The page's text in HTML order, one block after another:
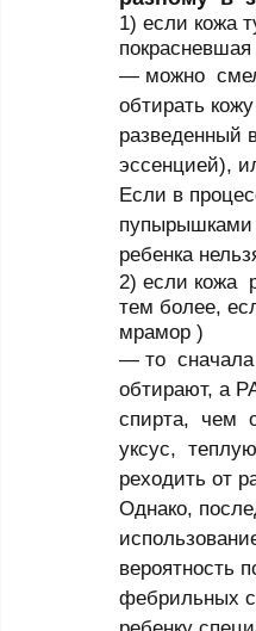
1) если кожа
покрасневшая
— можно
обтирать
разведенный
эссенцией),
Если в
пупырышками
ребенка
2) если кожа
тем более,
мрамор )
— то
обтирают, а
спирта,  чем
уксус,
реходить от
Однако,
вероятность
фебрильных